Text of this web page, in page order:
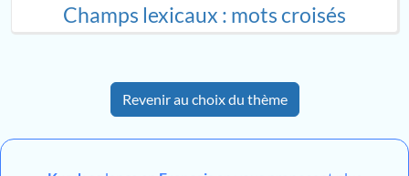
Champs lexicaux : mots croisés
Revenir au choix du thème